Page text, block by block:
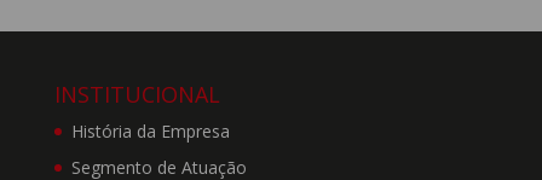
INSTITUCIONAL
História da Empresa
Segmento de Atuação
ampliar o Site e os
vigor imediatamente após
serem publicadas no Site.